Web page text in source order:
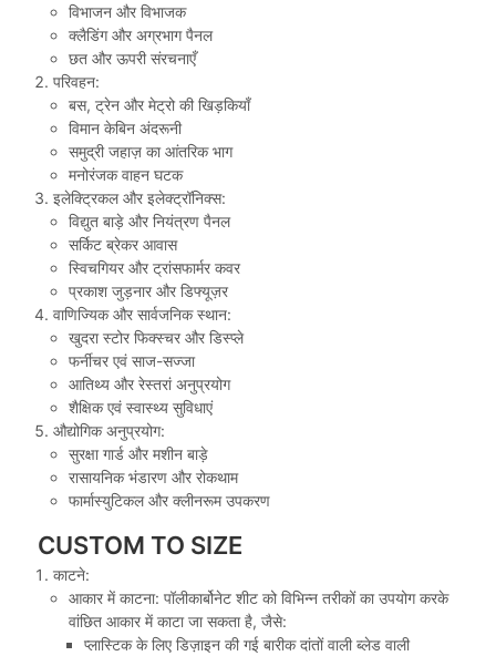
विभाजन और विभाजक
क्लैडिंग और अग्रभाग पैनल
छत और ऊपरी संरचनाएँ
परिवहन:
बस, ट्रेन और मेट्रो की खिड़कियाँ
विमान केबिन अंदरूनी
समुद्री जहाज़ का आंतरिक भाग
मनोरंजक वाहन घटक
इलेक्ट्रिकल और इलेक्ट्रॉनिक्स:
विद्युत बाड़े और नियंत्रण पैनल
सर्किट ब्रेकर आवास
स्विचगियर और ट्रांसफार्मर कवर
प्रकाश जुड़नार और डिफ्यूज़र
वाणिज्यिक और सार्वजनिक स्थान:
खुदरा स्टोर फिक्स्चर और डिस्प्ले
फर्नीचर एवं साज-सज्जा
आतिथ्य और रेस्तरां अनुप्रयोग
शैक्षिक एवं स्वास्थ्य सुविधाएं
औद्योगिक अनुप्रयोग:
सुरक्षा गार्ड और मशीन बाड़े
रासायनिक भंडारण और रोकथाम
फार्मास्युटिकल और क्लीनरूम उपकरण
CUSTOM TO SIZE
काटने:
आकार में काटना: पॉलीकार्बोनेट शीट को विभिन्न तरीकों का उपयोग करके
वांछित आकार में काटा जा सकता है, जैसे:
प्लास्टिक के लिए डिज़ाइन की गई बारीक दांतों वाली ब्लेड वाली